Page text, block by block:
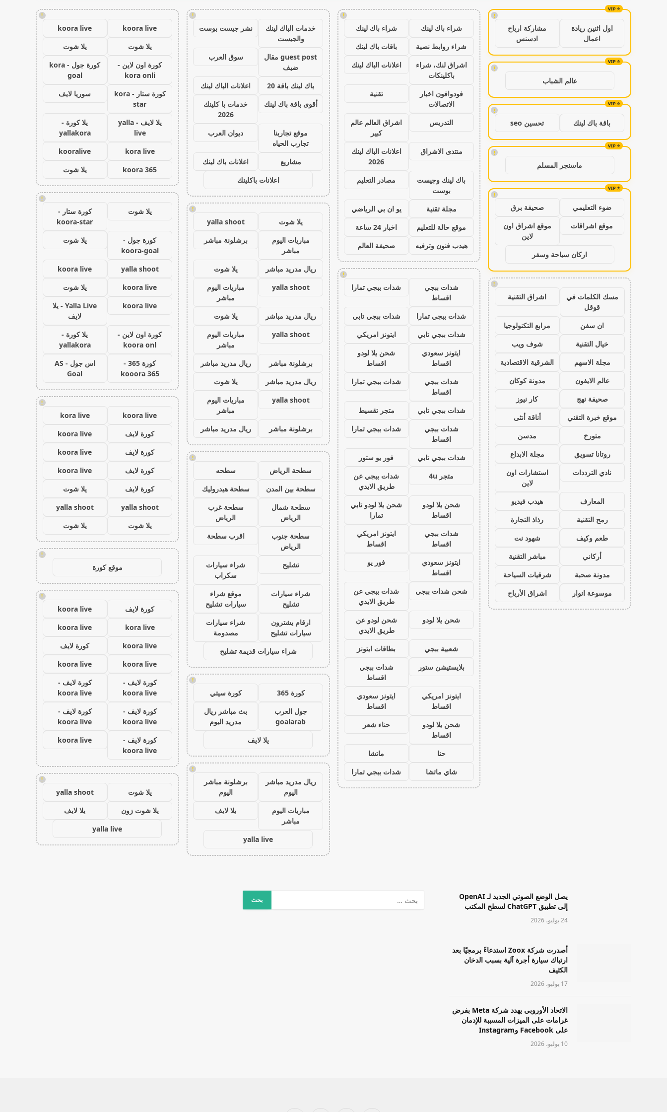
!
اول اثنين ريادة
اعمال
مشاركة ارباح
ادسنس
!
عالم الشباب
!
باقة باك لينك تحسين seo
!
ماسنجر المسلم
!
ضوء التعليمي
صحيفة برق
موقع اشراقات
موقع اشراق اون
لاين
اركان سياحة وسفر
!
مسك الكلمات في
قوقل
اشراق التقنية
ان سفن
مرابع التكنولوجيا
خيال التقنية
شوف ويب
مجلة الاسهم
الشرقية الاقتصادية
عالم الايفون
مدونة كوكان
صحيفة نهج
كار نيوز
موقع خبرة التقني
أناقة أنثى
متورخ
مدسن
روتانا تسويق
مجلة الابداع
نادي الترددات
استشارات اون
لاين
المعارف
هيدب فيديو
رمح التقنية
رذاذ التجارة
طعم وكيف
شهود نت
أركاني
مباشر التقنية
مدونة صحبة
شرقيات السياحة
موسوعة انوار
اشراق الأرباح
!
شراء باك لينك
شراء باك لينك
شراء روابط نصية
باقات باك لينك
اشراق لنك، شراء
باكلينكات
اعلانات الباك لينك
فودوافون اخبار
الاتصالات
تقنية
التدريس
اشراق العالم عالم
كبير
منتدى الاشراق
اعلانات الباك لينك
2026
باك لينك وجيست
بوست
مصادر التعليم
مجلة تقنية
يو ان بي الرياضي
موقع حالة للتعليم
اخبار 24 ساعة
هيدب فنون وترفيه
صحيفة العالم
!
شدات ببجي
اقساط
شدات ببجي تمارا
شدات ببجي تمارا
شدات ببجي تابي
شدات ببجي تابي
ايتونز امريكي
ايتونز سعودي
اقساط
شحن يلا لودو
اقساط
شدات ببجي
اقساط
شدات ببجي تمارا
شدات ببجي تابي
متجر تقسيط
شدات ببجي
اقساط
شدات ببجي تمارا
شدات ببجي تابي
فور يو ستور
متجر 4u
شدات ببجي عن
طريق الايدي
شحن يلا لودو
اقساط
شحن يلا لودو تابي
تمارا
شدات ببجي
اقساط
ايتونز امريكي
اقساط
ايتونز سعودي
اقساط
فور يو
شحن شدات ببجي
شدات ببجي عن
طريق الايدي
شحن يلا لودو
شحن لودو عن
طريق الايدي
شعبية ببجي
بطاقات ايتونز
بلايستيشن ستور
شدات ببجي
اقساط
ايتونز امريكي
اقساط
ايتونز سعودي
اقساط
شحن يلا لودو
اقساط
حناء شعر
حنا
ماتشا
شاي ماتشا
شدات ببجي تمارا
!
خدمات الباك لينك
والجيست
نشر جيست بوست
guest post مقال
ضيف
سوق العرب
باك لينك باقة 20
اعلانات الباك لينك
أقوى باقة باك لينك
خدمات با كلينك
2026
موقع تجاربنا
تجارب الحياه
ديوان العرب
مشاريع
اعلانات باك لينك
اعلانات باكلينك
!
يلا شوت
yalla shoot
مباريات اليوم
مباشر
برشلونة مباشر
ريال مدريد مباشر
يلا شوت
yalla shoot
مباريات اليوم
مباشر
ريال مدريد مباشر
يلا شوت
yalla shoot
مباريات اليوم
مباشر
برشلونة مباشر
ريال مدريد مباشر
ريال مدريد مباشر
يلا شوت
yalla shoot
مباريات اليوم
مباشر
برشلونة مباشر
ريال مدريد مباشر
!
سطحة الرياض
سطحه
سطحة بين المدن
سطحة هيدروليك
سطحة شمال
الرياض
سطحة غرب
الرياض
سطحة جنوب
الرياض
اقرب سطحة
تشليح
شراء سيارات
سكراب
شراء سيارات
تشليح
موقع شراء
سيارات تشليح
ارقام يشترون
سيارات تشليح
شراء سيارات
مصدومة
شراء سيارات قديمة تشليح
!
كورة 365
كورة سيتي
جول العرب
goalarab
بث مباشر ريال
مدريد اليوم
يلا لايف
!
ريال مدريد مباشر
اليوم
برشلونة مباشر
اليوم
مباريات اليوم
مباشر
يلا لايف
yalla live
!
koora live
koora live
يلا شوت
يلا شوت
كورة اون لاين -
kora onli
كورة جول - kora
goal
كورة ستار - kora
star
سوريا لايف
يلا لايف - yalla
live
يلا كورة -
yallakora
kora live
kooralive
koora 365
يلا شوت
!
يلا شوت
كورة ستار -
koora-star
كورة جول -
koora-goal
يلا شوت
yalla shoot
koora live
koora live
يلا شوت
koora live
Yalla Live - يلا
لايف
كورة اون لاين -
koora onl
يلا كورة -
yallakora
كورة 365 -
kooora 365
اس جول - AS
Goal
!
koora live
kora live
كورة لايف
koora live
كورة لايف
koora live
كورة لايف
koora live
كورة لايف
يلا شوت
yalla shoot
yalla shoot
يلا شوت
يلا شوت
!
موقع كورة
!
كورة لايف
koora live
kora live
koora live
koora live
كورة لايف
koora live
koora live
كورة لايف -
koora live
كورة لايف -
koora live
كورة لايف -
koora live
كورة لايف -
koora live
كورة لايف -
koora live
koora live
!
يلا شوت
yalla shoot
يلا شوت زون
يلا لايف
yalla live
يصل الوضع الصوتي الجديد لـ OpenAI
إلى تطبيق ChatGPT لسطح المكتب
24 يوليو، 2026
أصدرت شركة Zoox استدعاءً برمجيًا بعد
ارتباك سيارة أجرة آلية بسبب الدخان
الكثيف
17 يوليو، 2026
الاتحاد الأوروبي يهدد شركة Meta بفرض
غرامات على الميزات المسببة للإدمان
على Facebook وInstagram
10 يوليو، 2026